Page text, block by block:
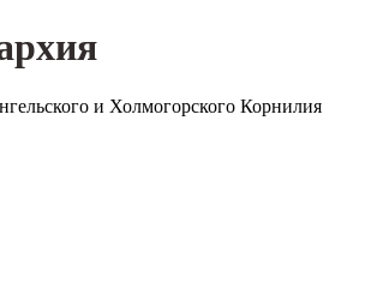
и Холмогорского Корнилия